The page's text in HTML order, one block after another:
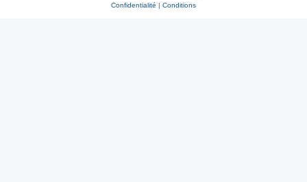
Confidentialité | Conditions